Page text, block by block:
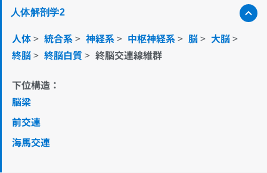
人体解剖学2
人体> 統合系> 神経系> 中枢神経系> 脳> 大脳>
終脳> 終脳白質> 終脳交連線維群
下位構造：
脳梁
前交連
海馬交連